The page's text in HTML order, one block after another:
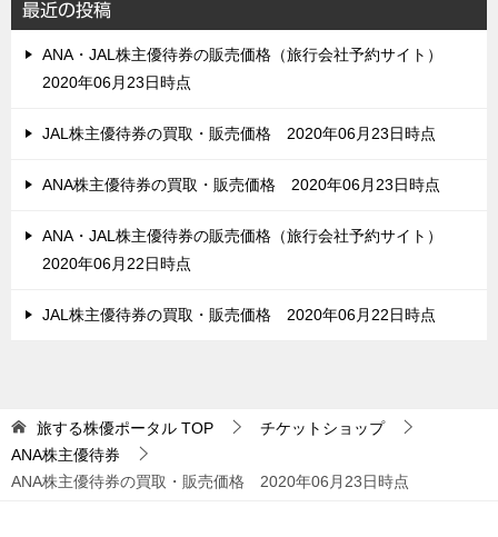
最近の投稿
ANA・JAL株主優待券の販売価格（旅行会社予約サイト）
2020年06月23日時点
JAL株主優待券の買取・販売価格 2020年06月23日時点
ANA株主優待券の買取・販売価格 2020年06月23日時点
ANA・JAL株主優待券の販売価格（旅行会社予約サイト）
2020年06月22日時点
JAL株主優待券の買取・販売価格 2020年06月22日時点
旅する株優ポータル TOP
チケットショップ
ANA株主優待券
ANA株主優待券の買取・販売価格 2020年06月23日時点